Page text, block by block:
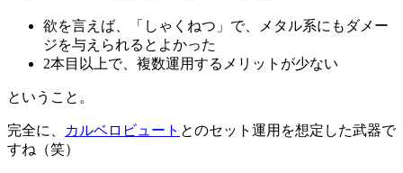
欲を言えば、「しゃくねつ」で、メタル系にもダメー
ジを与えられるとよかった
2本目以上で、複数運用するメリットが少ない
ということ。
完全に、 カルベロビュート とのセット運用を想定した武器で
すね（笑）